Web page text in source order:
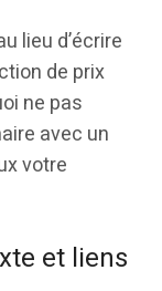
lieu d’écrire
de prix
ne pas
avec un
votre
et liens